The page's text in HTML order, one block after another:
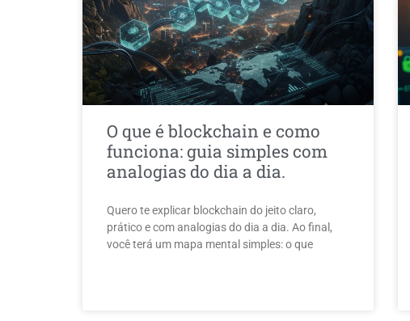
O que é blockchain e como
funciona: guia simples com
analogias do dia a dia.
Quero te explicar blockchain do jeito claro,
prático e com analogias do dia a dia. Ao final,
você terá um mapa mental simples: o que